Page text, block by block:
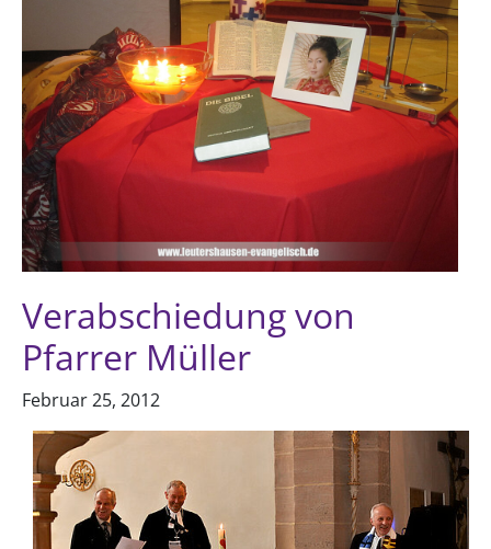
Verabschiedung von
Pfarrer Müller
Februar 25, 2012